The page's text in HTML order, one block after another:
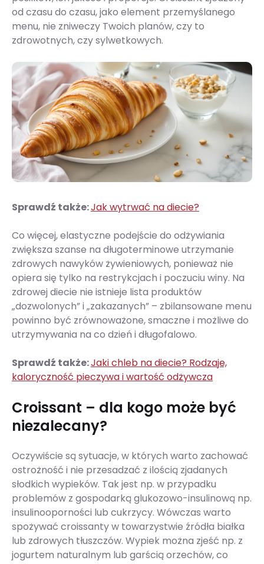
od czasu do czasu, jako element przemyślanego
menu, nie zniweczy Twoich planów, czy to
zdrowotnych, czy sylwetkowych.
Sprawdź także:Jak wytrwać na diecie?
Co więcej, elastyczne podejście do odżywiania
zwiększa szanse na długoterminowe utrzymanie
zdrowych nawyków żywieniowych, ponieważ nie
opiera się tylko na restrykcjach i poczuciu winy. Na
zdrowej diecie nie istnieje lista produktów
„dozwolonych” i „zakazanych” – zbilansowane menu
powinno być zrównoważone, smaczne i możliwe do
utrzymywania na co dzień i długofalowo.
Sprawdź także:Jaki chleb na diecie? Rodzaje,
kaloryczność pieczywa i wartość odżywcza
Croissant – dla kogo może być
niezalecany?
Oczywiście są sytuacje, w których warto zachować
ostrożność i nie przesadzać z ilością zjadanych
słodkich wypieków. Tak jest np. w przypadku
problemów z gospodarką glukozowo-insulinową np.
insulinooporności lub cukrzycy. Wówczas warto
spożywać croissanty w towarzystwie źródła białka
lub zdrowych tłuszczów. Wypiek można zjeść np. z
jogurtem naturalnym lub garścią orzechów, co